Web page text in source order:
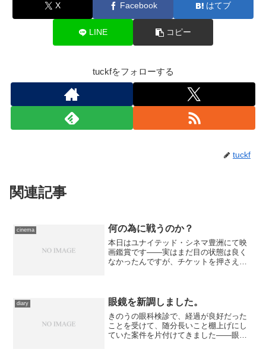
X Facebook はてブ
LINE コピー
tuckfをフォローする
tuckf
関連記事
cinema 何の為に戦うのか？
本日はユナイテッド・シネマ豊洲にて映
画鑑賞です――実はまだ目の状態は良く
なかったんですが、チケットを押さえち
で……それでも可能な限り安全...
diary 眼鏡を新調しました。
きのうの眼科検診で、経過が良好だった
ことを受けて、随分長いこと棚上げにし
ていた案件を片付けてきました――眼鏡